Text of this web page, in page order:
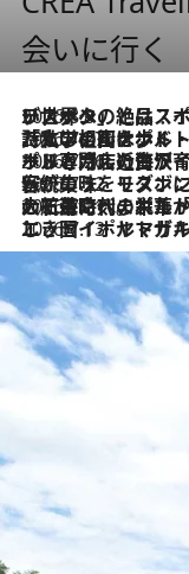
会いに行く
2026.8.8
リスボンの絶品スイーツ「パステル・デ・ナタ」とは？ポルトガル伝統の奥深い世界へ
2026.7.27
「私の祖国はポルトガル語です」国民的詩人フェルナンド・ペソアと、彼が愛した文学の街を歩く
2026.7.26
ポルトガル近海が育む極上の海の幸。キリリと冷えた白ワインと愉しむ、シーフード専門店の贅沢
2026.7.22
伝統の味をモダンに昇華。高感度な地元客が集う、リスボンの最旬ガストロノミー
2026.7.21
大航海時代の栄華から、震災、独裁、そして革命へ。ポルト
2026.7.13
エッセイ・ヤマザキマリ「慎ましくも美しき国 ポル